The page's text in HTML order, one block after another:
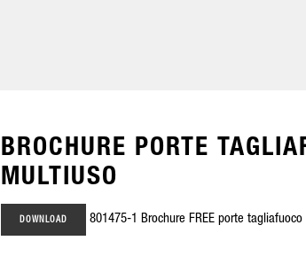
BROCHURE PORTE
MULTIUSO
DOWNLOAD ‪801475-1 Brochure FREE porte